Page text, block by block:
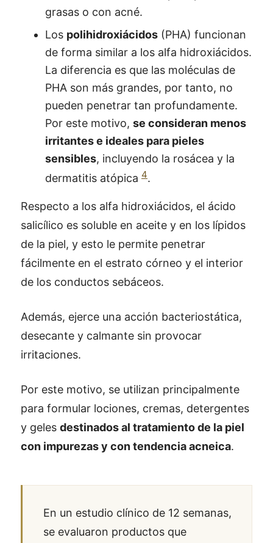
grasas o con acné.
Los polihidroxiácidos (PHA) funcionan
de forma similar a los alfa hidroxiácidos.
La diferencia es que las moléculas de
PHA son más grandes, por tanto, no
pueden penetrar tan profundamente.
Por este motivo, se consideran menos
irritantes e ideales para pieles
sensibles, incluyendo la rosácea y la
dermatitis atópica 4.
Respecto a los alfa hidroxiácidos, el ácido
salicílico es soluble en aceite y en los lípidos
de la piel, y esto le permite penetrar
fácilmente en el estrato córneo y el interior
de los conductos sebáceos.
Además, ejerce una acción bacteriostática,
desecante y calmante sin provocar
irritaciones.
Por este motivo, se utilizan principalmente
para formular lociones, cremas, detergentes
y geles destinados al tratamiento de la piel
con impurezas y con tendencia acneica.
En un estudio clínico de 12 semanas,
se evaluaron productos que